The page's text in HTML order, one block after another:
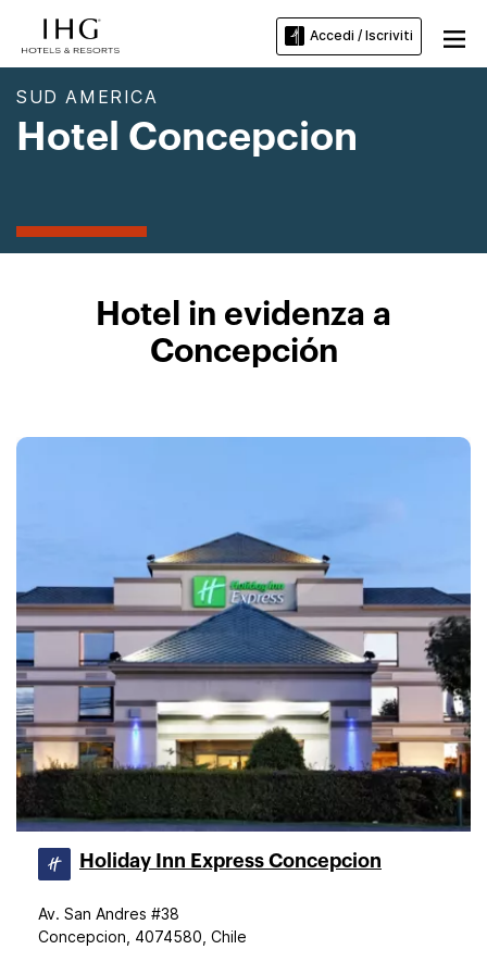
Accedi / Iscriviti
SUD AMERICA
Hotel Concepcion
Hotel in evidenza a
Concepción
Holiday Inn Express Concepcion
Av. San Andres #38
Concepcion, 4074580, Chile